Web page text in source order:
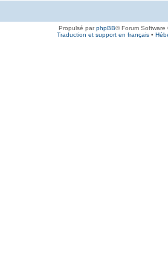
Propulsé parphpBB® Forum Software
Traduction et support en français•